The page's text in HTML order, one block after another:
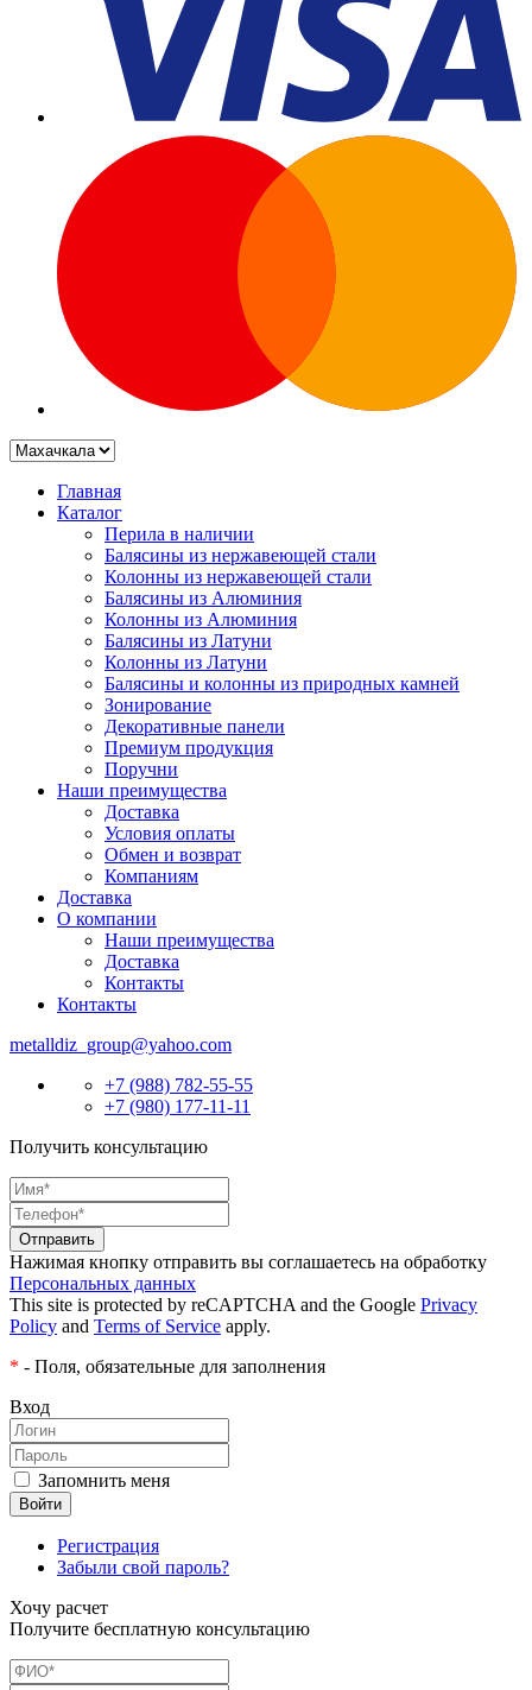
Главная
Каталог
Перила в наличии
Балясины из нержавеющей стали
Колонны из нержавеющей стали
Балясины из Алюминия
Колонны из Алюминия
Балясины из Латуни
Колонны из Латуни
Балясины и колонны из природных камней
Зонирование
Декоративные панели
Премиум продукция
Поручни
Наши преимущества
Доставка
Условия оплаты
Обмен и возврат
Компаниям
Доставка
О компании
Наши преимущества
Доставка
Контакты
Контакты
metalldiz_group@yahoo.com
+7 (988) 782-55-55
+7 (980) 177-11-11
Получить консультацию
Нажимая кнопку отправить вы соглашаетесь на обработку
Персональных данных
This site is protected by reCAPTCHA and the Google Privacy
Policy and Terms of Service apply.
* - Поля, обязательные для заполнения
Вход
Запомнить меня
Регистрация
Забыли свой пароль?
Хочу расчет
Получите бесплатную консультацию